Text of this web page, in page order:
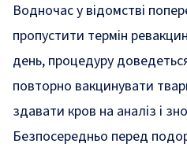
Водночас у відомстві
пропустити термін
день, процедуру
повторно вакцинувати
здавати кров на аналіз і
Безпосередньо перед